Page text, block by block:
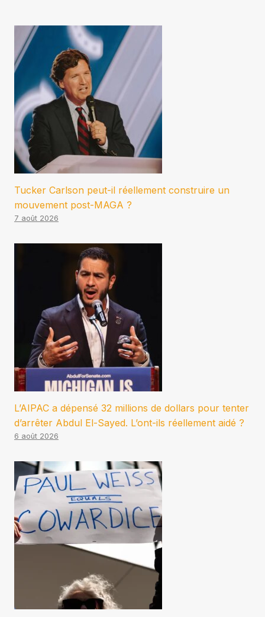
Tucker Carlson peut-il réellement construire un
mouvement post-MAGA ?
7 août 2026
L’AIPAC a dépensé 32 millions de dollars pour tenter
d’arrêter Abdul El-Sayed. L’ont-ils réellement aidé ?
6 août 2026